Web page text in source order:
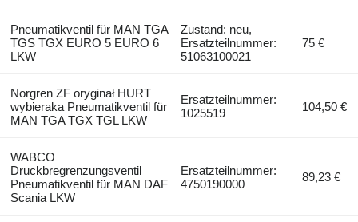
Pneumatikventil für MAN TGA
TGS TGX EURO 5 EURO 6
LKW
Zustand: neu,
Ersatzteilnummer:
51063100021
75 €
Norgren ZF oryginał HURT
wybieraka Pneumatikventil für
MAN TGA TGX TGL LKW
Ersatzteilnummer:
1025519
104,50 €
WABCO
Druckbregrenzungsventil
Pneumatikventil für MAN DAF
Scania LKW
Ersatzteilnummer:
4750190000
89,23 €